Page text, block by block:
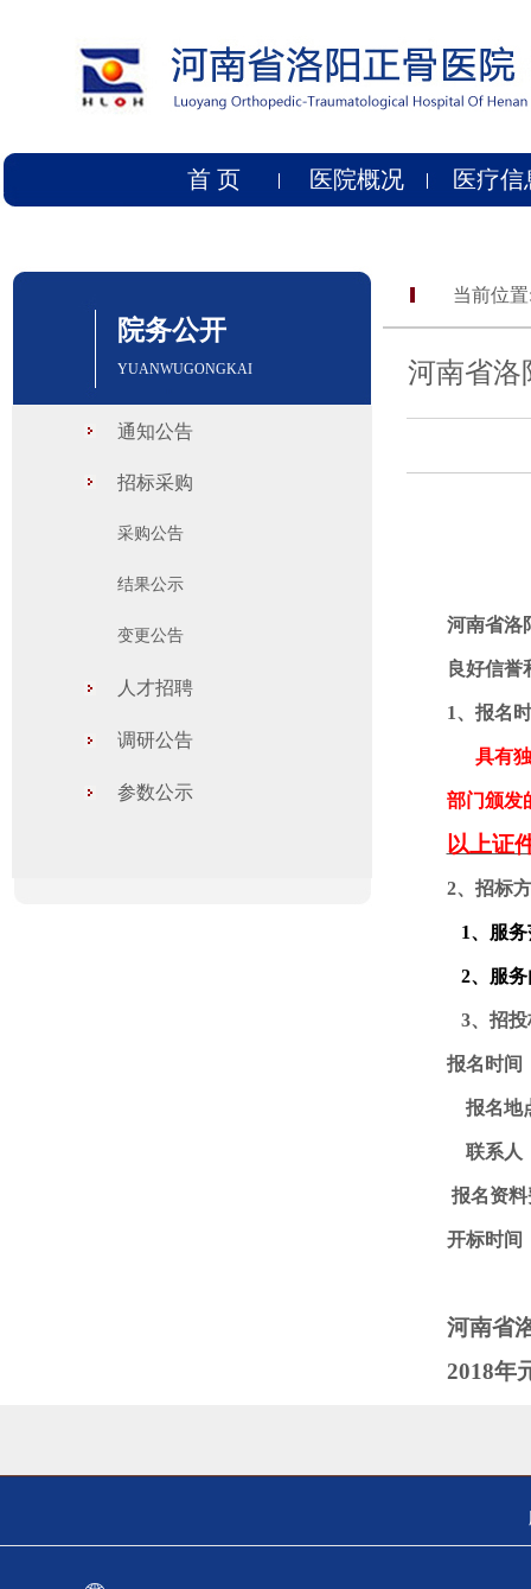
首 页 医院概况 医疗信
院务公开
YUANWUGONGKAI
通知公告
招标采购
采购公告
结果公示
变更公告
人才招聘
调研公告
参数公示
当前位置
河南省洛
河南省洛
良好信誉
1、报名
具有
部门颁发
以上证
2、招标
1、服
2、服
3、 招
报名时间
报名地
联系人
报名资
开标时间
河南省
2018年